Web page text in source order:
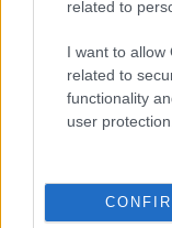
related to
I want to allow
related to
functionality
user protection.